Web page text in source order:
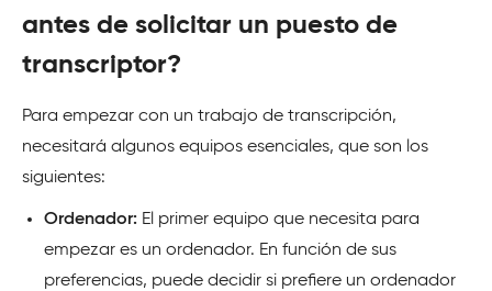
antes de solicitar un puesto de
transcriptor?
Para empezar con un trabajo de transcripción,
necesitará algunos equipos esenciales, que son los
siguientes:
Ordenador: El primer equipo que necesita para
empezar es un ordenador. En función de sus
preferencias, puede decidir si prefiere un ordenador